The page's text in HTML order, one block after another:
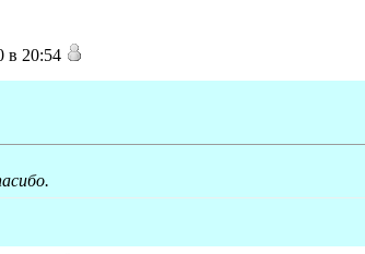
в 20:54